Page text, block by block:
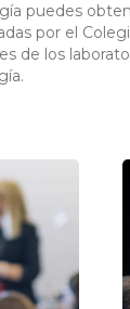
puedes
por el
de los